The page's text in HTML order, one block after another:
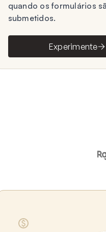
quando os formulários
submetidos.
Experimente